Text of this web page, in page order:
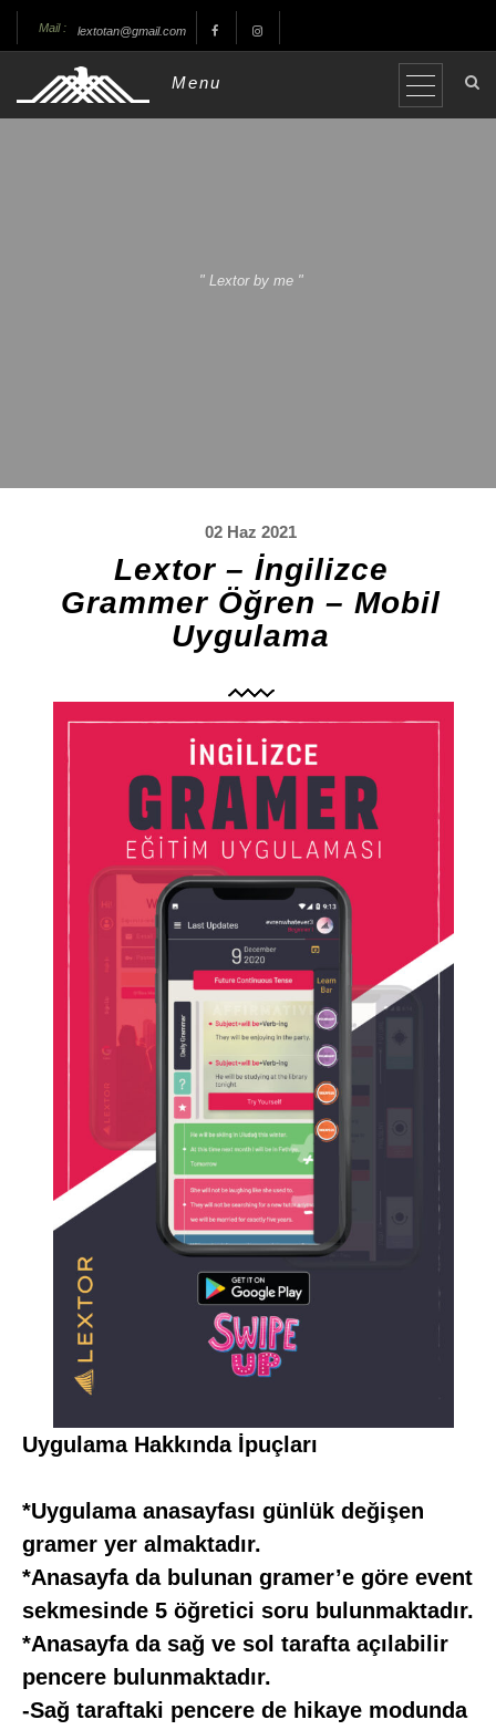
Mail : lextotan@gmail.com
Menu
" Lextor by me "
02 Haz 2021
Lextor – İngilizce
Grammer Öğren – Mobil
Uygulama
Uygulama Hakkında İpuçları
*Uygulama anasayfası günlük değişen
gramer yer almaktadır.
*Anasayfa da bulunan gramer’e göre event
sekmesinde 5 öğretici soru bulunmaktadır.
*Anasayfa da sağ ve sol tarafta açılabilir
pencere bulunmaktadır.
-Sağ taraftaki pencere de hikaye modunda